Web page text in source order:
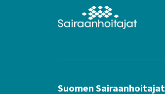
Suomen Sairaanhoitajat